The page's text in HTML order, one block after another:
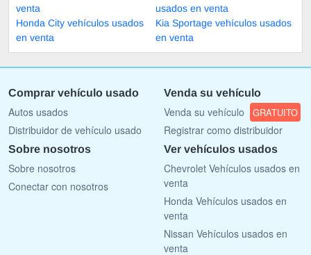
venta
usados en venta
Honda City vehículos usados
en venta
Kia Sportage vehículos usados
en venta
Comprar vehículo usado
Autos usados
Distribuidor de vehículo usado
Venda su vehículo
Venda su vehículo GRATUITO
Registrar como distribuidor
Sobre nosotros
Sobre nosotros
Conectar con nosotros
Ver vehículos usados
Chevrolet Vehículos usados en
venta
Honda Vehículos usados en
venta
Nissan Vehículos usados en
venta